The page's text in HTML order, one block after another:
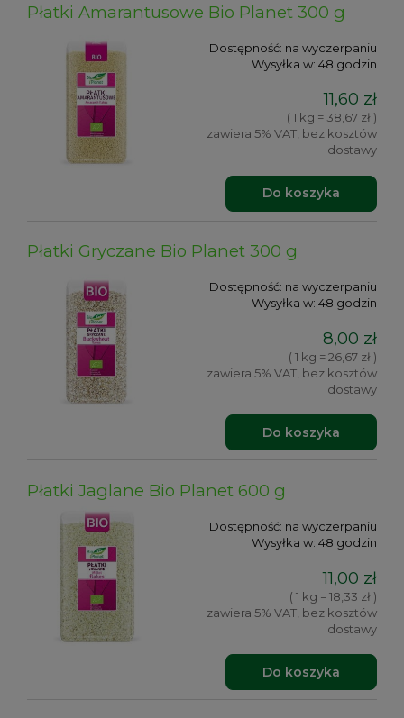
Płatki Amarantusowe Bio Planet 300 g
Dostępność: na wyczerpaniu
Wysyłka w: 48 godzin
11,60 zł
( 1 kg = 38,67 zł )
zawiera 5% VAT, bez kosztów
dostawy
Do koszyka
Płatki Gryczane Bio Planet 300 g
Dostępność: na wyczerpaniu
Wysyłka w: 48 godzin
8,00 zł
( 1 kg = 26,67 zł )
zawiera 5% VAT, bez kosztów
dostawy
Do koszyka
Płatki Jaglane Bio Planet 600 g
Dostępność: na wyczerpaniu
Wysyłka w: 48 godzin
11,00 zł
( 1 kg = 18,33 zł )
zawiera 5% VAT, bez kosztów
dostawy
Do koszyka